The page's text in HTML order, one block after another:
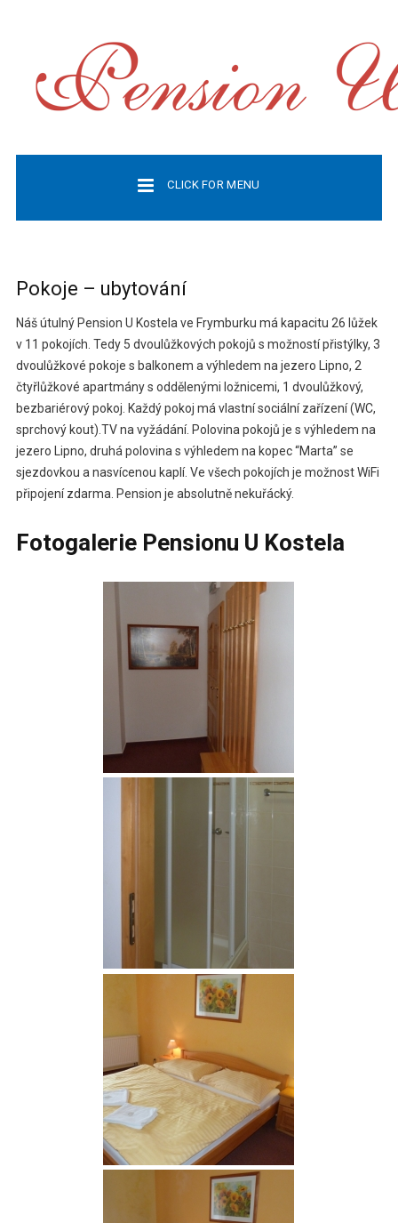
CLICK FOR MENU
Pokoje – ubytování
Náš útulný Pension U Kostela ve Frymburku má kapacitu 26 lůžek
v 11 pokojích. Tedy 5 dvoulůžkových pokojů s možností přistýlky, 3
dvoulůžkové pokoje s balkonem a výhledem na jezero Lipno, 2
čtyřlůžkové apartmány s oddělenými ložnicemi, 1 dvoulůžkový,
bezbariérový pokoj. Každý pokoj má vlastní sociální zařízení (WC,
sprchový kout).TV na vyžádání. Polovina pokojů je s výhledem na
jezero Lipno, druhá polovina s výhledem na kopec “Marta” se
sjezdovkou a nasvícenou kaplí. Ve všech pokojích je možnost WiFi
připojení zdarma. Pension je absolutně nekuřácký.
Fotogalerie Pensionu U Kostela